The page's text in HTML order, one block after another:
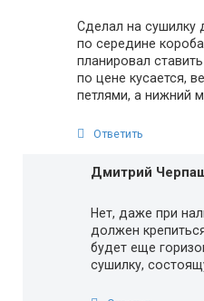
Сделал на сушилку
по середине короба
планировал
по цене кусается,
петлями, а нижний
Ответить
Дмитрий
Нет, даже при
должен
будет еще
сушилку,